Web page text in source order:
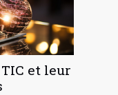
et leur